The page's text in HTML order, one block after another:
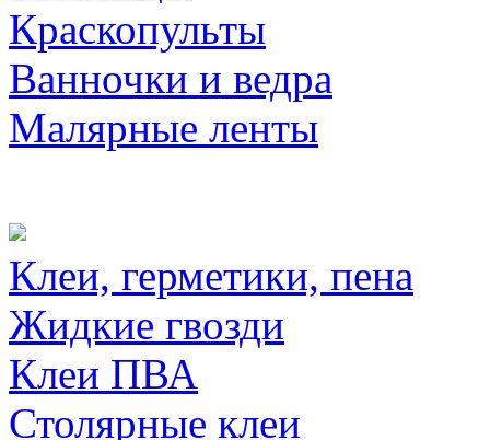
Краскопульты
Ванночки и ведра
Малярные ленты
Клеи, герметики, пена
Жидкие гвозди
Клеи ПВА
Столярные клеи